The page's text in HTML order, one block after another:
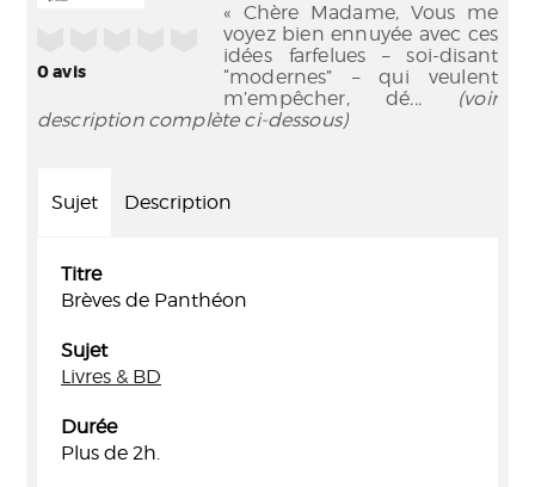
0avis
« Chère Madame, Vous me
voyez bien ennuyée avec ces
idées farfelues – soi-disant
“modernes” – qui veulent
m’empêcher, dé... (voir
description complète ci-dessous)
Sujet Description
Titre
Brèves de Panthéon
Sujet
Livres & BD
Durée
Plus de 2h.